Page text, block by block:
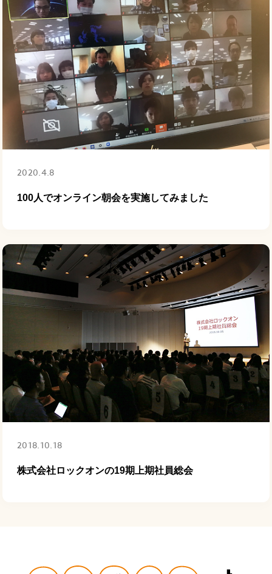
2020.4.8
100人でオンライン朝会を実施してみました
2018.10.18
株式会社ロックオンの19期上期社員総会